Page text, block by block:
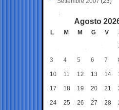
Agosto
L M M G V
3 4 5 6 7
10 11 12 13 14
17 18 19 20 21
24 25 26 27 28